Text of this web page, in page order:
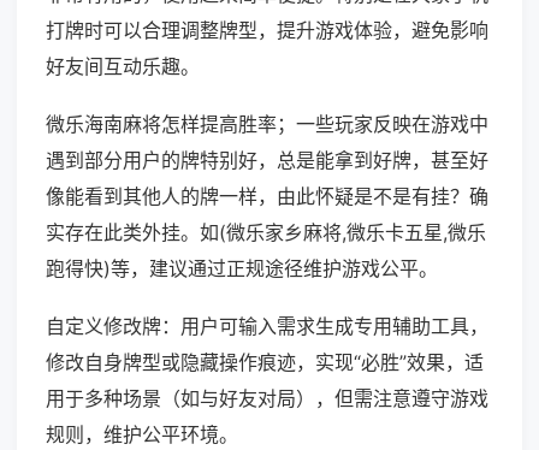
打牌时可以合理调整牌型，提升游戏体验，避免影响
好友间互动乐趣。
微乐海南麻将怎样提高胜率；一些玩家反映在游戏中
遇到部分用户的牌特别好，总是能拿到好牌，甚至好
像能看到其他人的牌一样，由此怀疑是不是有挂？确
实存在此类外挂。如(微乐家乡麻将,微乐卡五星,微乐
跑得快)等，建议通过正规途径维护游戏公平。
自定义修改牌：用户可输入需求生成专用辅助工具，
修改自身牌型或隐藏操作痕迹，实现“必胜”效果，适
用于多种场景（如与好友对局），但需注意遵守游戏
规则，维护公平环境。